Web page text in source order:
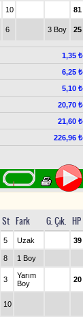
10 81
6 3 Boy 25
1,35 ₺
6,25 ₺
5,10 ₺
20,70 ₺
21,60 ₺
226,96 ₺
St Fark G. Çık. HP
5 Uzak 39
8 1 Boy
3
Yarım
Boy
20
10